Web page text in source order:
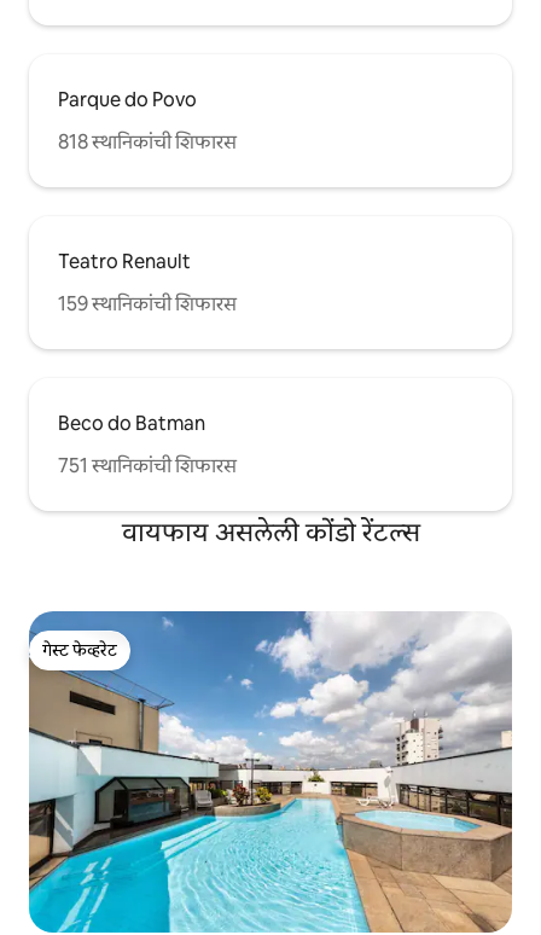
Parque do Povo
818 स्थानिकांची शिफारस
Teatro Renault
159 स्थानिकांची शिफारस
Beco do Batman
751 स्थानिकांची शिफारस
वायफाय असलेली कोंडो रेंटल्स
गेस्ट फेव्हरेट
गेस्ट फेव्हरेट